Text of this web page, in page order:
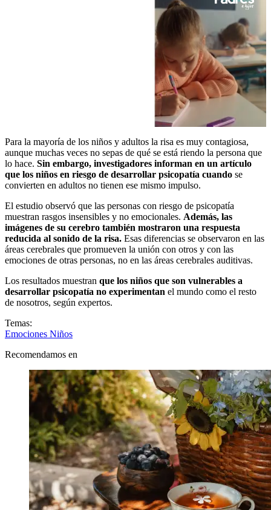
seconds
of
1
minute,
16
seconds
Para la mayoría de los niños y adultos la risa es muy contagiosa,
aunque muchas veces no sepas de qué se está riendo la persona que
lo hace. Sin embargo, investigadores informan en un artículo
que los niños en riesgo de desarrollar psicopatía cuando se
convierten en adultos no tienen ese mismo impulso.
El estudio observó que las personas con riesgo de psicopatía
muestran rasgos insensibles y no emocionales. Además, las
imágenes de su cerebro también mostraron una respuesta
reducida al sonido de la risa. Esas diferencias se observaron en las
áreas cerebrales que promueven la unión con otros y con las
emociones de otras personas, no en las áreas cerebrales auditivas.
Los resultados muestran que los niños que son vulnerables a
desarrollar psicopatía no experimentan el mundo como el resto
de nosotros, según expertos.
Temas:
Emociones Niños
Recomendamos en